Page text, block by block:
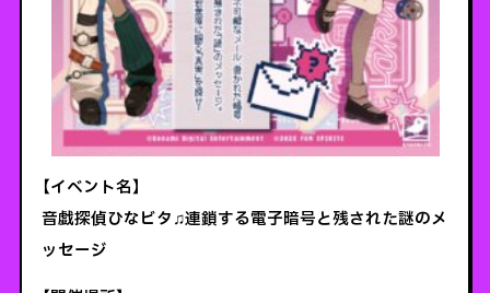
【イベント名】
音戯探偵ひなビタ♫連鎖する電子暗号と残された謎のメ
ッセージ